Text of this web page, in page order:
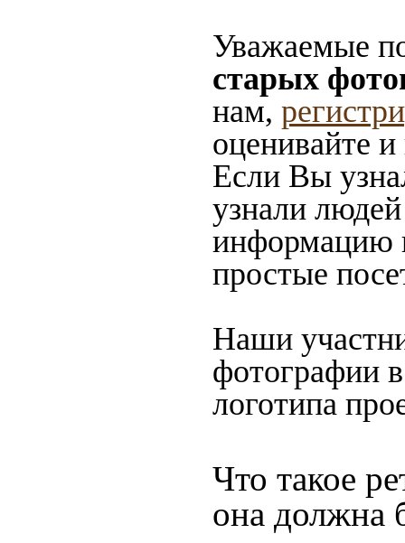
Уважаемые
старых
нам,
оценивайте
Если Вы
узнали
информацию
простые
Наши
фотографии
логотипа
Что такое
она должна